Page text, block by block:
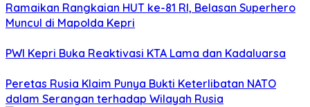
Ramaikan Rangkaian HUT ke-81 RI, Belasan Superhero
Muncul di Mapolda Kepri
PWI Kepri Buka Reaktivasi KTA Lama dan Kadaluarsa
Peretas Rusia Klaim Punya Bukti Keterlibatan NATO
dalam Serangan terhadap Wilayah Rusia